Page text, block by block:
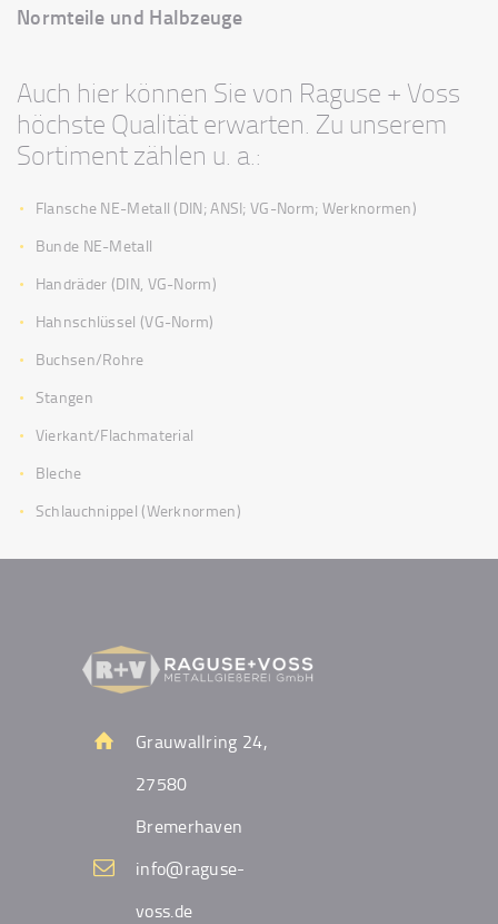
Normteile und Halbzeuge
Auch hier können Sie von Raguse + Voss
höchste Qualität erwarten. Zu unserem
Sortiment zählen u. a.:
Flansche NE-Metall (DIN; ANSI; VG-Norm; Werknormen)
Bunde NE-Metall
Handräder (DIN, VG-Norm)
Hahnschlüssel (VG-Norm)
Buchsen/Rohre
Stangen
Vierkant/Flachmaterial
Bleche
Schlauchnippel (Werknormen)
Grauwallring 24,
27580
Bremerhaven
info@raguse-
voss.de